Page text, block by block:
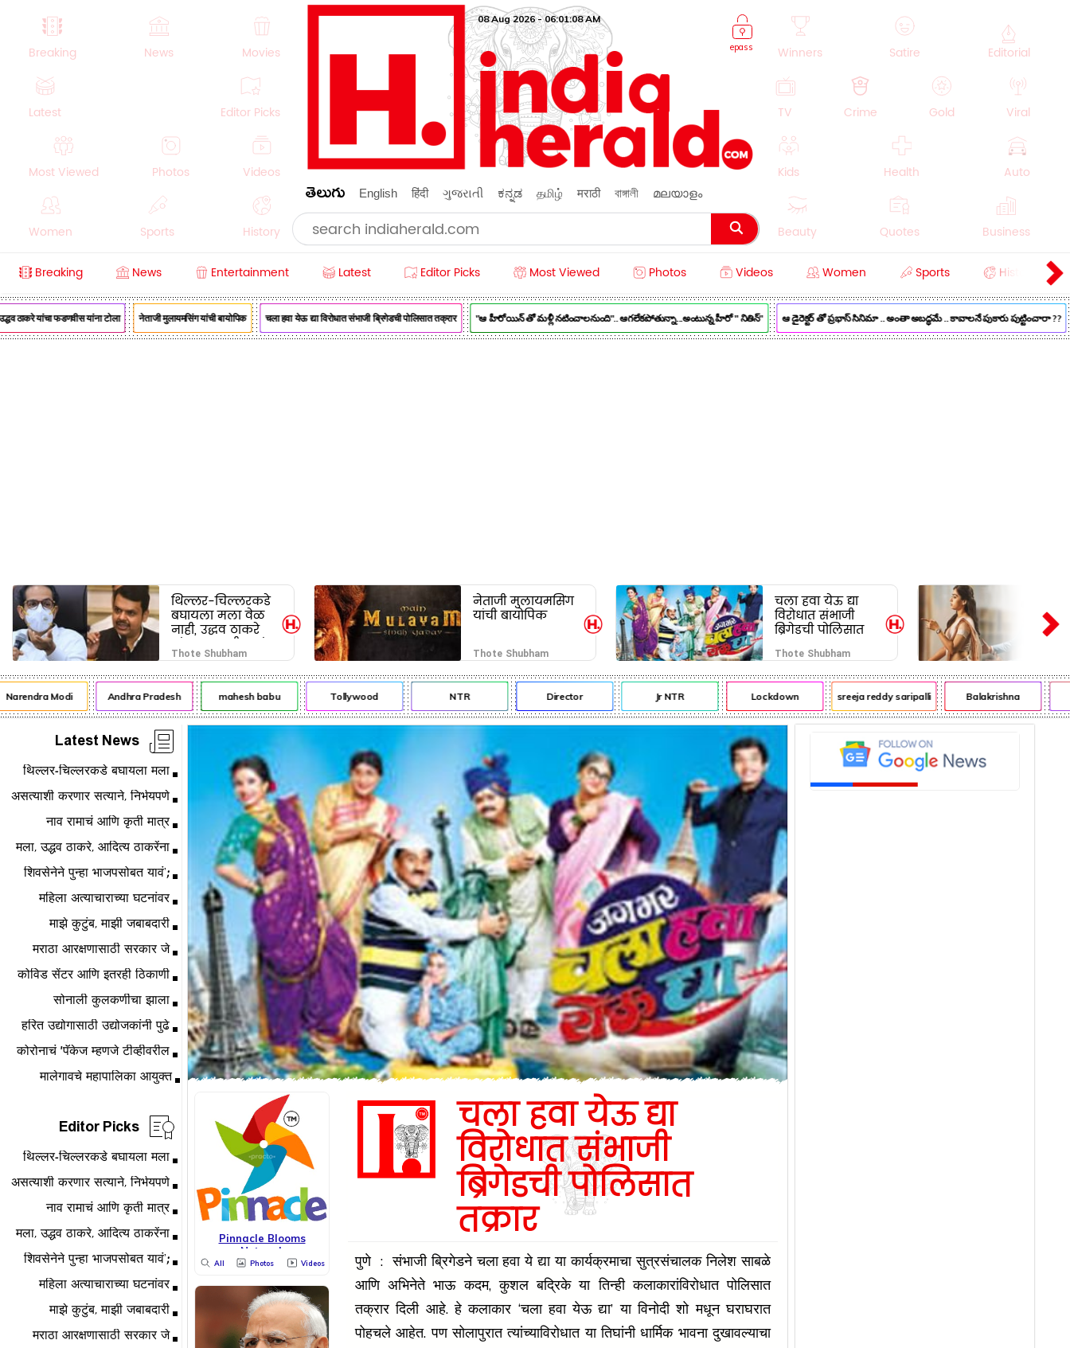
Breaking News Movies
Latest Editor Picks
Most Viewed Photos Videos
Women Sports History
Crime Beauty
epass
08 Aug 2026 - 06:01:09 AM
తెలుగు English हिंदी ગુજરાતી ಕನ್ನಡ தமிழ் मराठी বাঙ্গালী മലയാളം
Winners Satire Editorial
TV Crime Gold Viral
Kids Health Auto
Beauty Quotes Business
Breaking News Entertainment Latest Editor Picks Most Viewed Photos Videos Women Sports History
यांचा फडणवीस यांना टोला नेताजी मुलायमसिंग यांची बायोपिक चला हवा येऊ द्या विरोधात संभाजी ब्रिगेडची पोलिसात तक्रार "ఆ హీరోయిన్ తో మళ్లీ నటించాలనుంది".. ఆగలేకపోతున్నా...అంటున్న హీరో " నితిన్" ఆ డైరెక్టర్ తో ప్రభాస్ సినిమా .. అంతా అబద్ధమే .. కావాలనే పుకారు పుట్టించారా ??
थिल्लर-चिल्लरकडे
बघायला मला वेळ
नाही, उद्धव ठाकरे
यांचा फडणवीस यांना
टोला
Thote Shubham
नेताजी मुलायमसिंग
यांची बायोपिक
Thote Shubham
चला हवा येऊ द्या
विरोधात संभाजी
ब्रिगेडची पोलिसात
तक्रार
Thote Shubham
Modi Andhra Pradesh mahesh babu Tollywood NTR Director Jr NTR Lockdown sreeja reddy saripalli Balakrishna
Latest News
Editor Picks
Pinnacle Blooms
Network
All Photos Videos
चला हवा येऊ द्या
विरोधात संभाजी
ब्रिगेडची पोलिसात
तक्रार
पुणे : संभाजी ब्रिगेडने चला हवा ये द्या या कार्यक्रमाचा सुत्रसंचालक निलेश साबळे
आणि अभिनेते भाऊ कदम, कुशल बद्रिके या तिन्ही कलाकारांविरोधात पोलिसात
तक्रार दिली आहे. हे कलाकार ‘चला हवा येऊ द्या’ या विनोदी शो मधून घराघरात
पोहचले आहेत. पण सोलापुरात त्यांच्याविरोधात या तिघांनी धार्मिक भावना दुखावल्याचा